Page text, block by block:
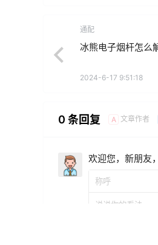
通配
冰熊电子烟杆怎么
2024-6-17 9:51:18
0 条回复 A 文章作者
欢迎您，新朋友